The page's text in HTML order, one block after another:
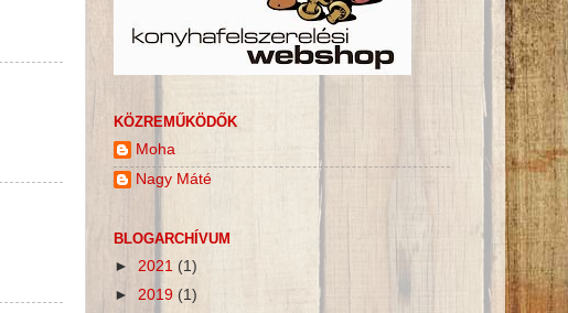
KÖZREMŰKÖDŐK
Moha
Nagy Máté
BLOGARCHÍVUM
► 2021 (1)
► 2019 (1)